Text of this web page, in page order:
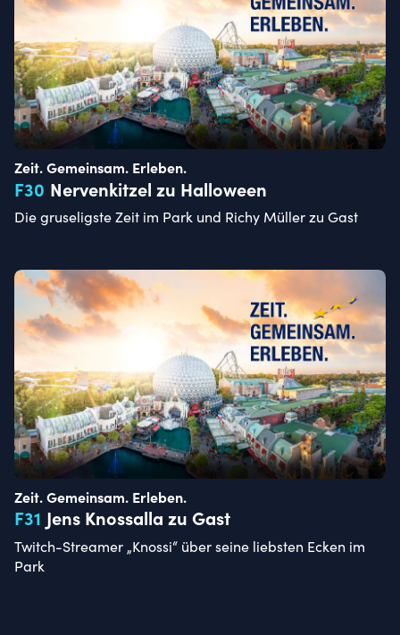
Zeit. Gemeinsam. Erleben.
F30 Nervenkitzel zu Halloween
Die gruseligste Zeit im Park und Richy Müller zu Gast
Zeit. Gemeinsam. Erleben.
F31 Jens Knossalla zu Gast
Twitch-Streamer „Knossi“ über seine liebsten Ecken im
Park